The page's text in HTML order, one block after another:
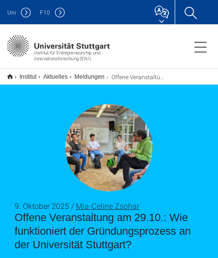
Institut für Entrepreneurship und
Innovationsforschung (ENI)
Uni F10
Institut Aktuelles Meldungen Offene Veranstaltung am 29.10.: Wie funktioniert der Gründungsprozess an der Universität Stuttgart?
Offene Veranstaltung am 29.10.: Wie
funktioniert der Gründungsprozess an
der Universität Stuttgart?
9. Oktober 2025 / Mia-Celine Zsohar